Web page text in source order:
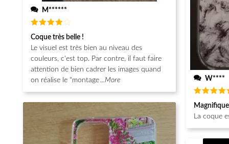
M******
Note
sur 5
Coque très belle !
Le visuel est très bien au niveau des
couleurs, c'est top. Par contre, il faut faire
attention de bien cadrer les images quand
on réalise le "montage...More W****
Note5
sur 5
Magnifique
La coque